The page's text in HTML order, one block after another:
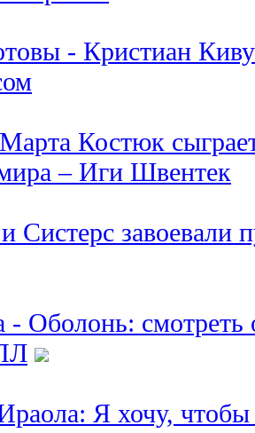
- Кристиан
Костюк
– Иги Швентек
Систерс завоевали
- Оболонь:
Я хочу, чтобы